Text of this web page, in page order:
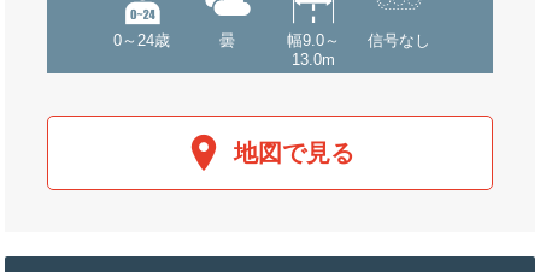
0～24歳 曇
幅9.0～
13.0m
信号なし
地図で見る